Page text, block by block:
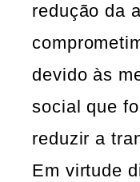
redução da
devido às
social que
reduzir a
Em virtude